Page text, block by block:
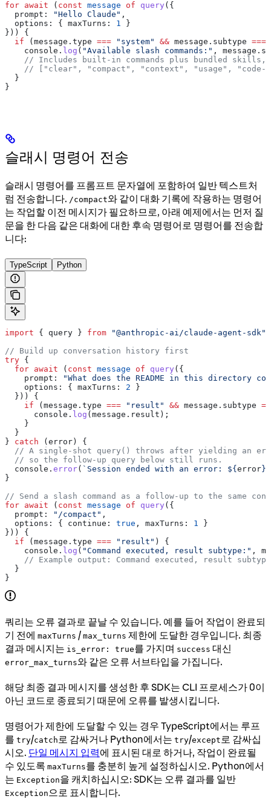
for await ( const message of query ({
  prompt:
"Hello Claude" ,
  options:
{ maxTurns: 1 }
})) {
  if
( message . type === "system" && message . subtype ===
    console
. log ( "Available slash commands:" , message .
// Includes built-in commands plus bundled skills,
// ["clear", "compact", "context", "usage", "code-
  }
}
슬래시 명령어 전송
슬래시 명령어를 프롬프트 문자열에 포함하여 일반 텍스트처
럼 전송합니다. /compact와 같이 대화 기록에 작용하는 명령어
는 작업할 이전 메시지가 필요하므로, 아래 예제에서는 먼저 질
문을 한 다음 같은 대화에 대한 후속 명령어로 명령어를 전송합
니다:
TypeScript Python
import { query } from "@anthropic-ai/claude-agent-sdk"
// Build up conversation history first
try {
  for
await ( const message of query ({
    prompt:
"What does the README in this directory
    options:
{ maxTurns: 2 }
  })) {
    if
( message . type === "result" && message . subtype
      console
. log ( message . result );
    }
  }
} catch ( error ) {
// A single-shot query() throws after yielding an
  // so the follow-up query below still runs.
  console
. error( `Session ended with an error: ${ error }
}
// Send a slash command as a follow-up to the same
for await ( const message of query ({
  prompt:
"/compact" ,
  options:
{ continue: true , maxTurns: 1
}
})) {
  if
( message . type === "result" ) {
    console
. log ( "Command executed, result subtype:" ,
// Example output: Command executed, result
  }
}
쿼리는 오류 결과로 끝날 수 있습니다. 예를 들어 작업이 완료되
기 전에 maxTurns / max_turns 제한에 도달한 경우입니다. 최종
결과 메시지는 is_error: true를 가지며 success 대신
error_max_turns와 같은 오류 서브타입을 가집니다.
해당 최종 결과 메시지를 생성한 후 SDK는 CLI 프로세스가 0이
아닌 코드로 종료되기 때문에 오류를 발생시킵니다.
명령어가 제한에 도달할 수 있는 경우 TypeScript에서는 루프
를 try/catch 로 감싸거나 Python에서는 try/except 로 감싸십
시오. 단일 메시지 입력에 표시된 대로 하거나, 작업이 완료될
수 있도록 maxTurns를 충분히 높게 설정하십시오. Python에서
는 Exception을 캐치하십시오: SDK는 오류 결과를 일반
Exception 으로 표시합니다.